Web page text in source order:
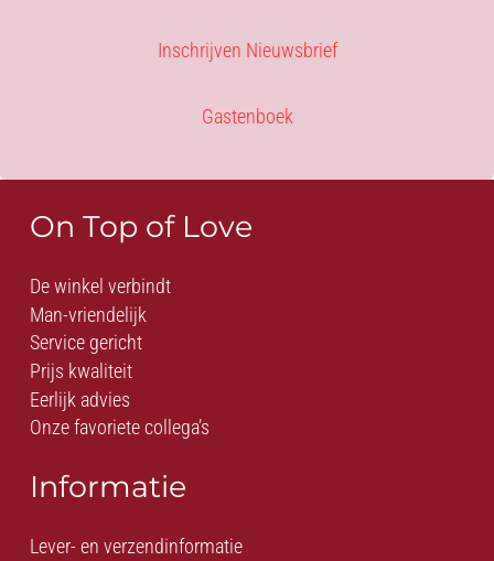
Inschrijven Nieuwsbrief
Gastenboek
On Top of Love
De winkel verbindt
Man-vriendelijk
Service gericht
Prijs kwaliteit
Eerlijk advies
Onze favoriete collega’s
Informatie
Lever- en verzendinformatie